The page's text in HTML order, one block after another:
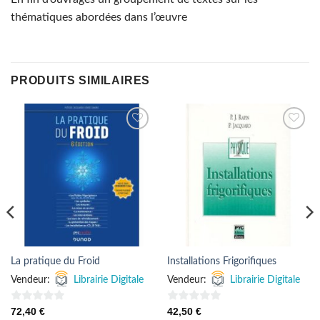
thématiques abordées dans l’œuvre
PRODUITS SIMILAIRES
AJOUTER
FAVORIS
La pratique du Froid
Vendeur:
Librairie Digitale
0
72,40 €
AJOUTER
Installations Frigorifiques
Vendeur:
Librairie Digitale
0
42,50 €